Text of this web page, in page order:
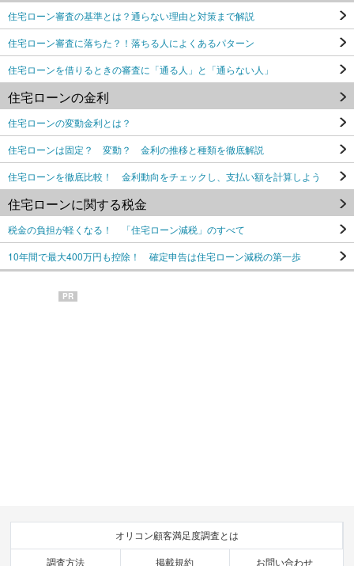
住宅ローン審査の基準とは？通らない理由と対策まで解説
住宅ローン審査に落ちた？！落ちる人によくあるパターン
住宅ローンを借りるときの審査に「通る人」と「通らない人」
住宅ローンの金利
住宅ローンの変動金利とは？
住宅ローンは固定？ 変動？ 金利の推移と種類を徹底解説
住宅ローンを徹底比較！ 金利動向をチェックし、支払い額を計算しよう
住宅ローンに関する税金
税金の負担が軽くなる！ 「住宅ローン減税」のすべて
10年間で最大400万円も控除！ 確定申告は住宅ローン減税の第一歩
PR
オリコン顧客満足度調査とは
調査方法 掲載規約 お問い合わせ